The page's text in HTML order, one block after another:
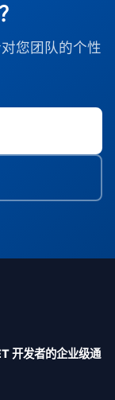
您团队的个性
开发者的企业级通